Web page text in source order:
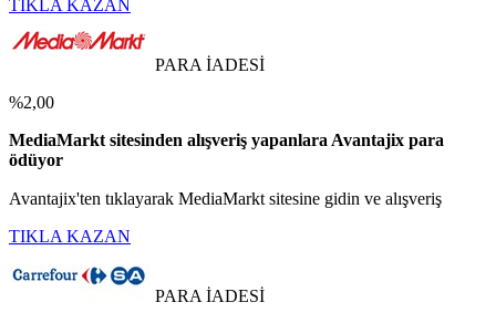
TIKLA KAZAN
PARA İADESİ
%2,00
MediaMarkt sitesinden alışveriş yapanlara Avantajix para
ödüyor
Avantajix'ten tıklayarak MediaMarkt sitesine gidin ve alışveriş
TIKLA KAZAN
PARA İADESİ